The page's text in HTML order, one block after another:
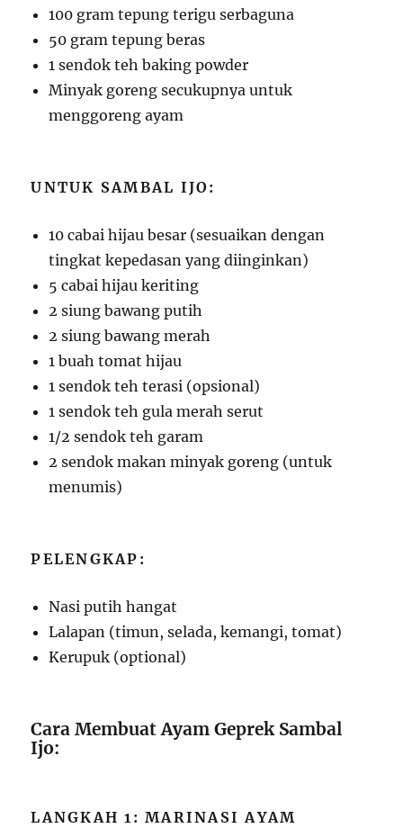
100 gram tepung terigu serbaguna
50 gram tepung beras
1 sendok teh baking powder
Minyak goreng secukupnya untuk
menggoreng ayam
UNTUK SAMBAL IJO:
10 cabai hijau besar (sesuaikan dengan
tingkat kepedasan yang diinginkan)
5 cabai hijau keriting
2 siung bawang putih
2 siung bawang merah
1 buah tomat hijau
1 sendok teh terasi (opsional)
1 sendok teh gula merah serut
1/2 sendok teh garam
2 sendok makan minyak goreng (untuk
menumis)
PELENGKAP:
Nasi putih hangat
Lalapan (timun, selada, kemangi, tomat)
Kerupuk (optional)
Cara Membuat Ayam Geprek Sambal
Ijo:
LANGKAH 1: MARINASI AYAM